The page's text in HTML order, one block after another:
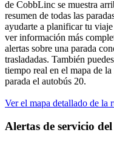
de CobbLinc se muestra
resumen de todas las
ayudarte a planificar tu
ver información más
alertas sobre una parada
trasladadas. También
tiempo real en el mapa de la
parada el autobús 20.
Ver el mapa detallado de la
Alertas de servicio